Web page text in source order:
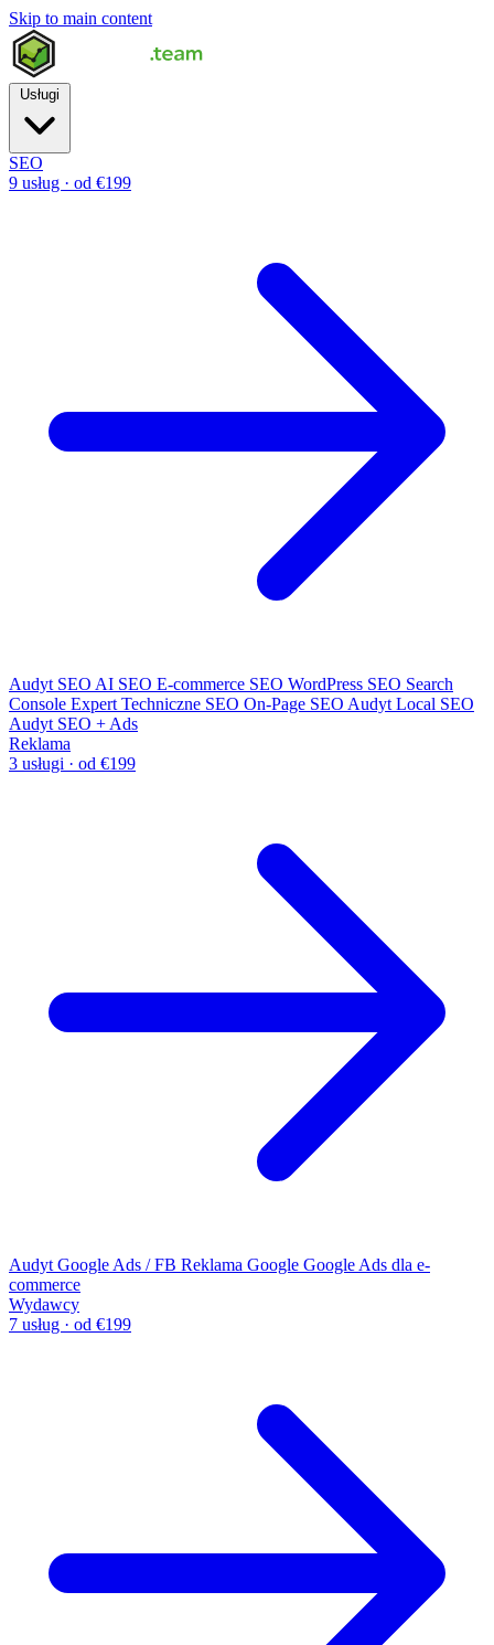
Skip to main content
SEO
9 usług · od €199
Audyt SEO AI SEO E-commerce SEO WordPress SEO Search
Console Expert Techniczne SEO On-Page SEO Audyt Local SEO
Audyt SEO + Ads
Reklama
3 usługi · od €199
Audyt Google Ads / FB Reklama Google Google Ads dla e-
commerce
Wydawcy
7 usług · od €199